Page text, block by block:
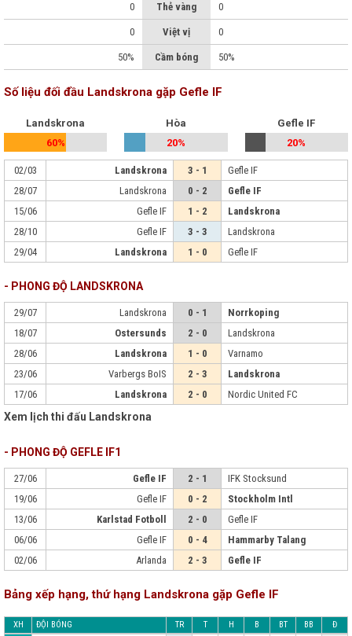
0 Thẻ vàng 0
0 Việt vị 0
50% Cầm bóng 50%
Số liệu đối đầu Landskrona gặp Gefle IF
Landskrona
60%
Hòa
20%
Gefle IF
20%
02/03 Landskrona 3 - 1
Gefle IF
28/07
Landskrona 0 - 2
Gefle IF
15/06
Gefle IF 1 - 2
Landskrona
28/10
Gefle IF 3 - 3
Landskrona
29/04
Landskrona 1 - 0 Gefle IF
- PHONG ĐỘ LANDSKRONA
29/07 Landskrona 0 - 1
Norrkoping
18/07
Ostersunds 2 - 0
Landskrona
28/06
Landskrona 1 - 0
Varnamo
23/06
Varbergs BoIS 2 - 3
Landskrona
17/06
Landskrona 2 - 0 Nordic United FC
Xem lịch thi đấu Landskrona
- PHONG ĐỘ GEFLE IF1
27/06 Gefle IF 2 - 1
IFK Stocksund
19/06
Gefle IF 0 - 2
Stockholm Intl
13/06
Karlstad Fotboll 2 - 0
Gefle IF
06/06
Gefle IF 0 - 4
Hammarby Talang
02/06
Arlanda 2 - 3 Gefle IF
Bảng xếp hạng, thứ hạng Landskrona gặp Gefle IF
XH ĐỘI BÓNG TR T H B BT BB Đ